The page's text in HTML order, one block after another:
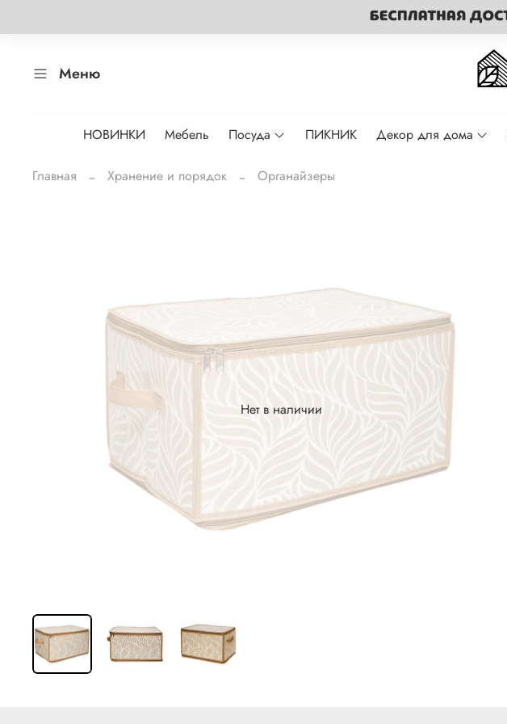
Меню
НОВИНКИ Мебель Посуда ПИКНИК Декор для дома
Главная Хранение и порядок Органайзеры
Нет в наличии